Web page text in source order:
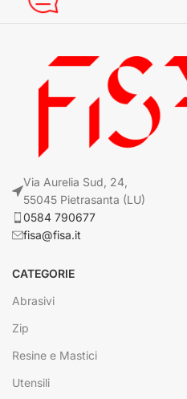
Via Aurelia Sud, 24,
55045 Pietrasanta (LU)
0584 790677
fisa@fisa.it
CATEGORIE
Abrasivi
Zip
Resine e Mastici
Utensili